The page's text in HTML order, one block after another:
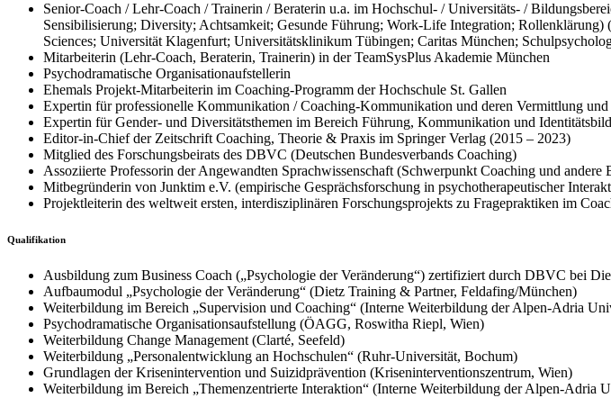
Senior-Coach / Lehr-Coach / Trainerin / Beraterin u.a. im Hochschul- / Universitäts- /
Sensibilisierung; Diversity; Achtsamkeit; Gesunde Führung; Work-Life Integration;
Sciences; Universität Klagenfurt; Universitätsklinikum Tübingen; Caritas München;
Mitarbeiterin (Lehr-Coach, Beraterin, Trainerin) in der TeamSysPlus Akademie München
Psychodramatische Organisationaufstellerin
Ehemals Projekt-Mitarbeiterin im Coaching-Programm der Hochschule St. Gallen
Expertin für professionelle Kommunikation / Coaching-Kommunikation und deren Vermittlung
Expertin für Gender- und Diversitätsthemen im Bereich Führung, Kommunikation und
Editor-in-Chief der Zeitschrift Coaching, Theorie & Praxis im Springer Verlag (2015 – 2023)
Mitglied des Forschungsbeirats des DBVC (Deutschen Bundesverbands Coaching)
Assoziierte Professorin der Angewandten Sprachwissenschaft (Schwerpunkt Coaching und
Mitbegründerin von Junktim e.V. (empirische Gesprächsforschung in psychotherapeutischer
Projektleiterin des weltweit ersten, interdisziplinären Forschungsprojekts zu Fragepraktiken im
Qualifikation
Ausbildung zum Business Coach („Psychologie der Veränderung“) zertifiziert durch DBVC bei
Aufbaumodul „Psychologie der Veränderung“ (Dietz Training & Partner, Feldafing/München)
Weiterbildung im Bereich „Supervision und Coaching“ (Interne Weiterbildung der Alpen-Adria
Psychodramatische Organisationsaufstellung (ÖAGG, Roswitha Riepl, Wien)
Weiterbildung Change Management (Clarté, Seefeld)
Weiterbildung „Personalentwicklung an Hochschulen“ (Ruhr-Universität, Bochum)
Grundlagen der Krisenintervention und Suizidprävention (Kriseninterventionszentrum, Wien)
Weiterbildung im Bereich „Themenzentrierte Interaktion“ (Interne Weiterbildung der Alpen-Adria